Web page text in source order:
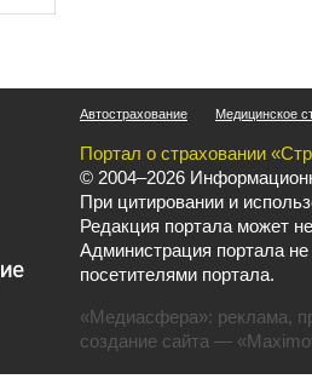
Автострахование Медицинское
Портал о страховании
© 2004–2026
При цитировании и
Редакция портала может
Администрация портала
посетителями портала.
«Медиасфера»: реклама,
создание сайта —